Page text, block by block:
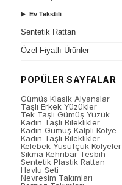
Ev Tekstili
Sentetik Rattan
Özel Fiyatlı Ürünler
POPÜLER SAYFALAR
Gümüş Klasik Alyanslar
Taşlı Erkek Yüzükler
Tek Taşlı Gümüş Yüzük
Kadın Taşlı Bileklikler
Kadın Gümüş Kalpli Kolye
Kadın Taşlı Bileklikler
Kelebek-Yusufçuk Kolyeler
Sıkma Kehribar Tesbih
Sentetik Plastik Rattan
Havlu Seti
Nevresim Takımları